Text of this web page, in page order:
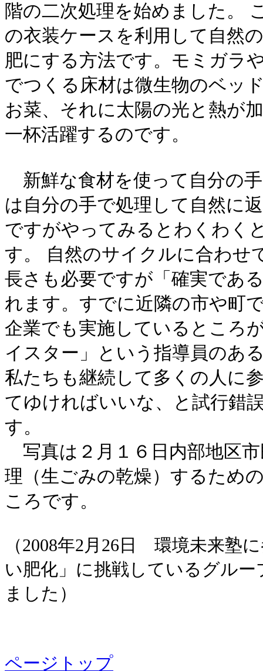
階の二次処理を始めました。
の衣装ケースを利用して自然
肥にする方法です。モミガラ
でつくる床材は微生物のベッ
お菜、それに太陽の光と熱が
一杯活躍するのです。
新鮮な食材を使って自分の
は自分の手で処理して自然に
ですがやってみるとわくわく
す。 自然のサイクルに合わせ
長さも必要ですが「確実であ
れます。すでに近隣の市や町
企業でも実施しているところ
イスター」という指導員のあ
私たちも継続して多くの人に
てゆければいいな、と試行錯
す。
写真は２月１６日内部地区
理（生ごみの乾燥）するため
ころです。
（2008年2月26日 環境未来塾
い肥化」に挑戦しているグル
ました）
ページトップ